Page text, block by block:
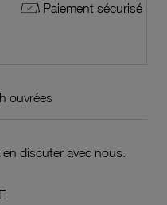
Paiement sécurisé
ouvrées
discuter avec nous.